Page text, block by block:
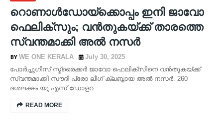
റൊണാൾഡോയ്‌ക്കൊപ്പം ഇനി ജാ​​വോ
ഫെ​​ലി​​ക്സും; വൻതുകയ്ക്ക് താരത്തെ
സ്വന്തമാക്കി അൽ നസർ
WE ONE KERALA
July 30, 2025
പോർച്ചുഗീസ് സ്ട്രൈക്കർ ജാവോ ഫെലിക്സിനെ വൻതുകയ്ക്ക്
സ്വന്തമാക്കി സൗദി പ്രോ ലീഗ് ക്ലബ്ബായ അൽ നസർ. 260
ദശലക്ഷം യു.എസ് ഡോളറ…
READ MORE